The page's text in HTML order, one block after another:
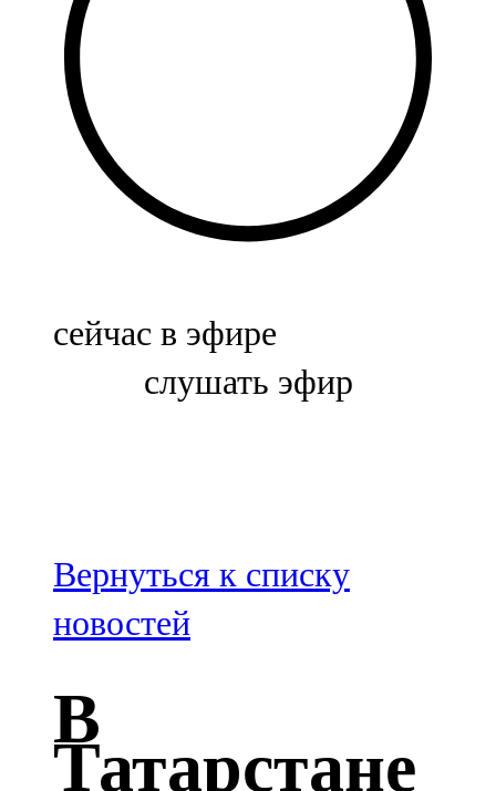
Балык бистәсе
104,9 FM
Баулы
107,5 FM
Биләр
Болгар
100,3 FM
Зәй
106,6 FM
Кадыбаш
105,2 FM
сейчас в эфире
слушать эфир
Вернуться к списку
новостей
В
Татарстане